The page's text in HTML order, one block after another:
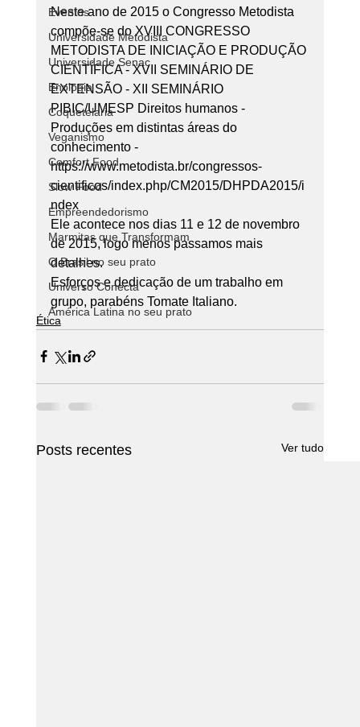
Eventos
Universidade Metodista
Universidade Senac
Enologia
Coquetelaria
Veganismo
Comfort Food
Slow Food
Empreendedorismo
Marmitas que Transformam
O Brasil no seu prato
Universo Conecta
América Latina no seu prato
Neste ano de 2015 o Congresso Metodista
compõe-se do XVIII CONGRESSO
METODISTA DE INICIAÇÃO E PRODUÇÃO
CIENTÍFICA - XVII SEMINÁRIO DE
EXTENSÃO - XII SEMINÁRIO
PIBIC/UMESP Direitos humanos -
Produções em distintas áreas do
conhecimento -
https://www.metodista.br/congressos-
cientificos/index.php/CM2015/DHPDA2015/i
ndex
Ele acontece nos dias 11 e 12 de novembro
de 2015, logo menos passamos mais
detalhes.
Esforços e dedicação de um trabalho em
grupo, parabéns Tomate Italiano.
Ética
Posts recentes Ver tudo